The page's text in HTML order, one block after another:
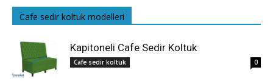
Cafe sedir koltuk modelleri
Kapitoneli Cafe Sedir Koltuk
Cafe sedir koltuk 0